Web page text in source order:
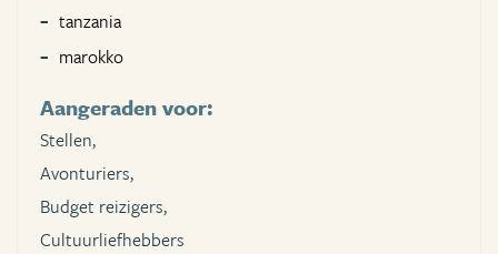
tanzania
marokko
Aangeraden voor:
Stellen,
Avonturiers,
Budget reizigers,
Cultuurliefhebbers